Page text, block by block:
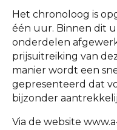
Het chronoloog is
één uur. Binnen dit
onderdelen
prijsuitreiking van
manier wordt een
gepresenteerd dat
bijzonder
Via de website